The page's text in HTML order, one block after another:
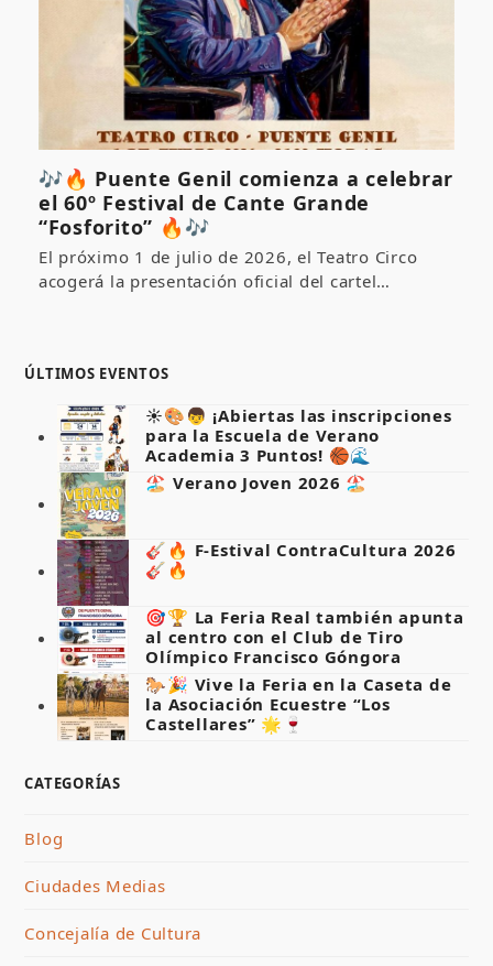
🎶🔥 Puente Genil comienza a celebrar
el 60º Festival de Cante Grande
“Fosforito” 🔥🎶
El próximo 1 de julio de 2026, el Teatro Circo
acogerá la presentación oficial del cartel…
ÚLTIMOS EVENTOS
☀️🎨👦 ¡Abiertas las inscripciones
para la Escuela de Verano
Academia 3 Puntos! 🏀🌊
🏖️ Verano Joven 2026 🏖️
🎸🔥 F-Estival ContraCultura 2026
🎸🔥
🎯🏆 La Feria Real también apunta
al centro con el Club de Tiro
Olímpico Francisco Góngora
🐎🎉 Vive la Feria en la Caseta de
la Asociación Ecuestre “Los
Castellares” 🌟🍷
CATEGORÍAS
Blog
Ciudades Medias
Concejalía de Cultura